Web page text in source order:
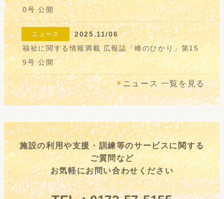
0号 公開
ニュース
2025.11/06
福祉に関する情報満載 広報誌「峰のひかり」第15
9号 公開
ニュース 一覧を見る
施設の利用や支援・訓練等のサービスに関する
ご質問など
お気軽にお問い合わせください